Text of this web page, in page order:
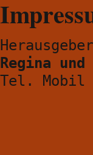
Regina und
Tel. Mobil